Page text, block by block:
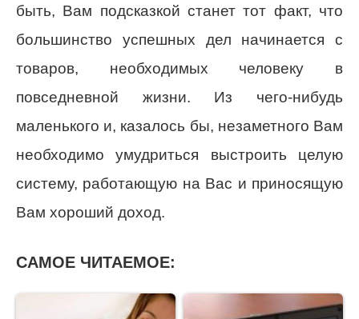
быть, Вам подсказкой станет тот факт, что
большинство успешных дел начинается с
товаров, необходимых человеку в
повседневной жизни. Из чего-нибудь
маленького и, казалось бы, незаметного Вам
необходимо умудриться выстроить целую
систему, работающую на Вас и приносящую
Вам хороший доход.
САМОЕ ЧИТАЕМОЕ: